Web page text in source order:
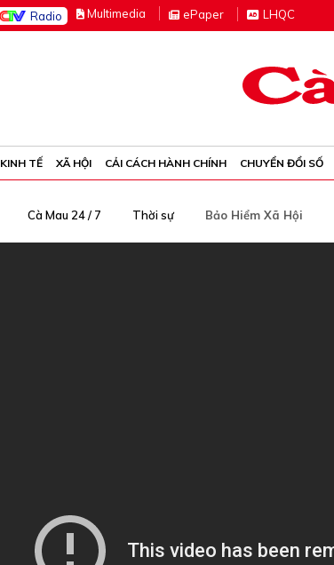
Radio Multimedia ePaper LHQC
KINH TẾ XÃ HỘI CẢI CÁCH HÀNH CHÍNH CHUYỂN ĐỔI SỐ
Cà Mau 24 / 7 Thời sự Bảo Hiểm Xã Hội